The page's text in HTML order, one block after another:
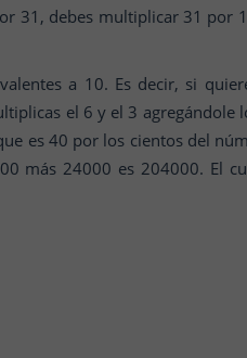
31, debes multiplicar 31 por
a 10. Es decir, si
el 6 y el 3
es 40 por los cientos del
más 24000 es 204000. El